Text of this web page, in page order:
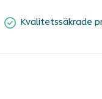
Kvalitetssäkrade